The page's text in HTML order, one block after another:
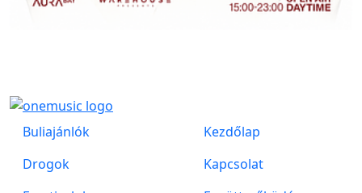
Buliajánlók
Drogok
Kezdőlap
Kapcsolat